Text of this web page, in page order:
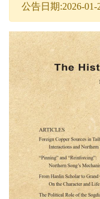
公告日期:2026-01-